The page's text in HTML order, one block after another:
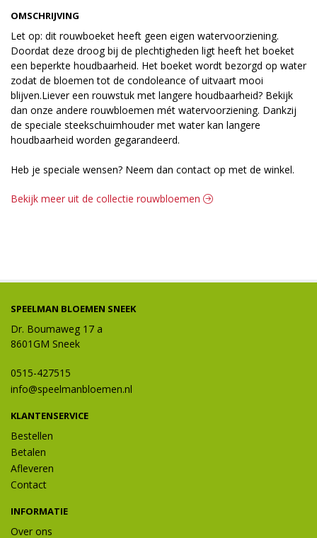
OMSCHRIJVING
Let op: dit rouwboeket heeft geen eigen watervoorziening.
Doordat deze droog bij de plechtigheden ligt heeft het boeket
een beperkte houdbaarheid. Het boeket wordt bezorgd op water
zodat de bloemen tot de condoleance of uitvaart mooi
blijven.Liever een rouwstuk met langere houdbaarheid? Bekijk
dan onze andere rouwbloemen mét watervoorziening. Dankzij
de speciale steekschuimhouder met water kan langere
houdbaarheid worden gegarandeerd.
Heb je speciale wensen? Neem dan contact op met de winkel.
Bekijk meer uit de collectie rouwbloemen
SPEELMAN BLOEMEN SNEEK
Dr. Boumaweg 17 a
8601GM Sneek
0515-427515
info@speelmanbloemen.nl
KLANTENSERVICE
Bestellen
Betalen
Afleveren
Contact
INFORMATIE
Over ons